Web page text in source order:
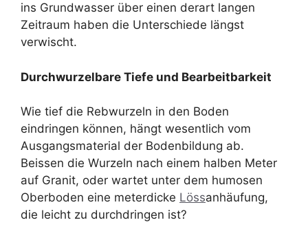
ins Grundwasser über einen derart langen
Zeitraum haben die Unterschiede längst
verwischt.
Durchwurzelbare Tiefe und Bearbeitbarkeit
Wie tief die Rebwurzeln in den Boden
eindringen können, hängt wesentlich vom
Ausgangsmaterial der Bodenbildung ab.
Beissen die Wurzeln nach einem halben Meter
auf Granit, oder wartet unter dem humosen
Oberboden eine meterdicke Lössanhäufung,
die leicht zu durchdringen ist?